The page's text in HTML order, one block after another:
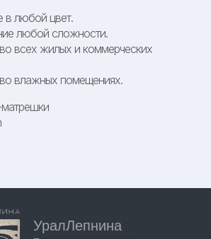
в любой цвет.
любой сложности.
всех жилых и коммерческих
влажных помещениях.
УралЛепнина